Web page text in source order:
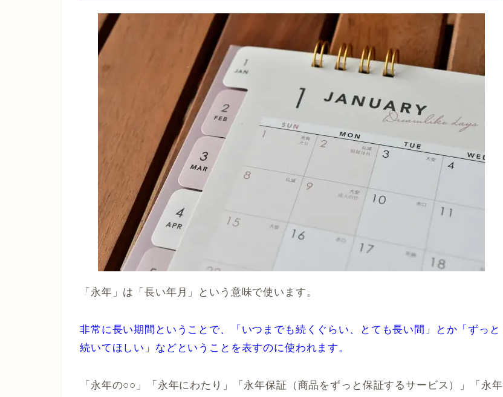
「永年」は「長い年月」という意味で使います。
非常に長い期間ということで、「いつまでも続くぐらい、とても長い間」とか「ずっと
続いてほしい」などということを表すのに使われます。
「永年の○○」「永年にわたり」「永年保証（商品をずっと保証するサービス）」「永年